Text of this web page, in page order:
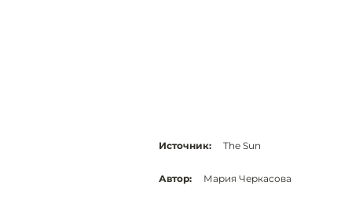
Источник: The Sun
Автор: Мария Черкасова